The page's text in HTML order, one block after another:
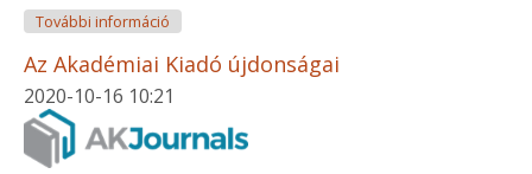
További információ
Az Akadémiai Kiadó újdonságai
2020-10-16 10:21